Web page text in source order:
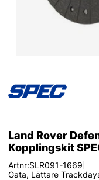
Land Rover
Kopplingskit
Artnr:SLR091-1669
Gata, Lättare